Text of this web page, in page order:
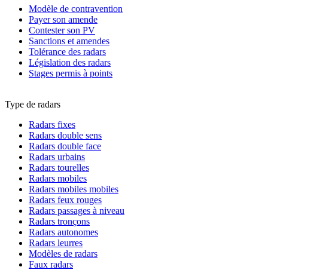
Modèle de contravention
Payer son amende
Contester son PV
Sanctions et amendes
Tolérance des radars
Législation des radars
Stages permis à points
Type de radars
Radars fixes
Radars double sens
Radars double face
Radars urbains
Radars tourelles
Radars mobiles
Radars mobiles mobiles
Radars feux rouges
Radars passages à niveau
Radars tronçons
Radars autonomes
Radars leurres
Modèles de radars
Faux radars